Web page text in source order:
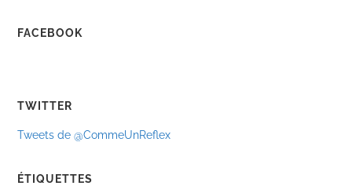
FACEBOOK
TWITTER
Tweets de @CommeUnReflex
ÉTIQUETTES